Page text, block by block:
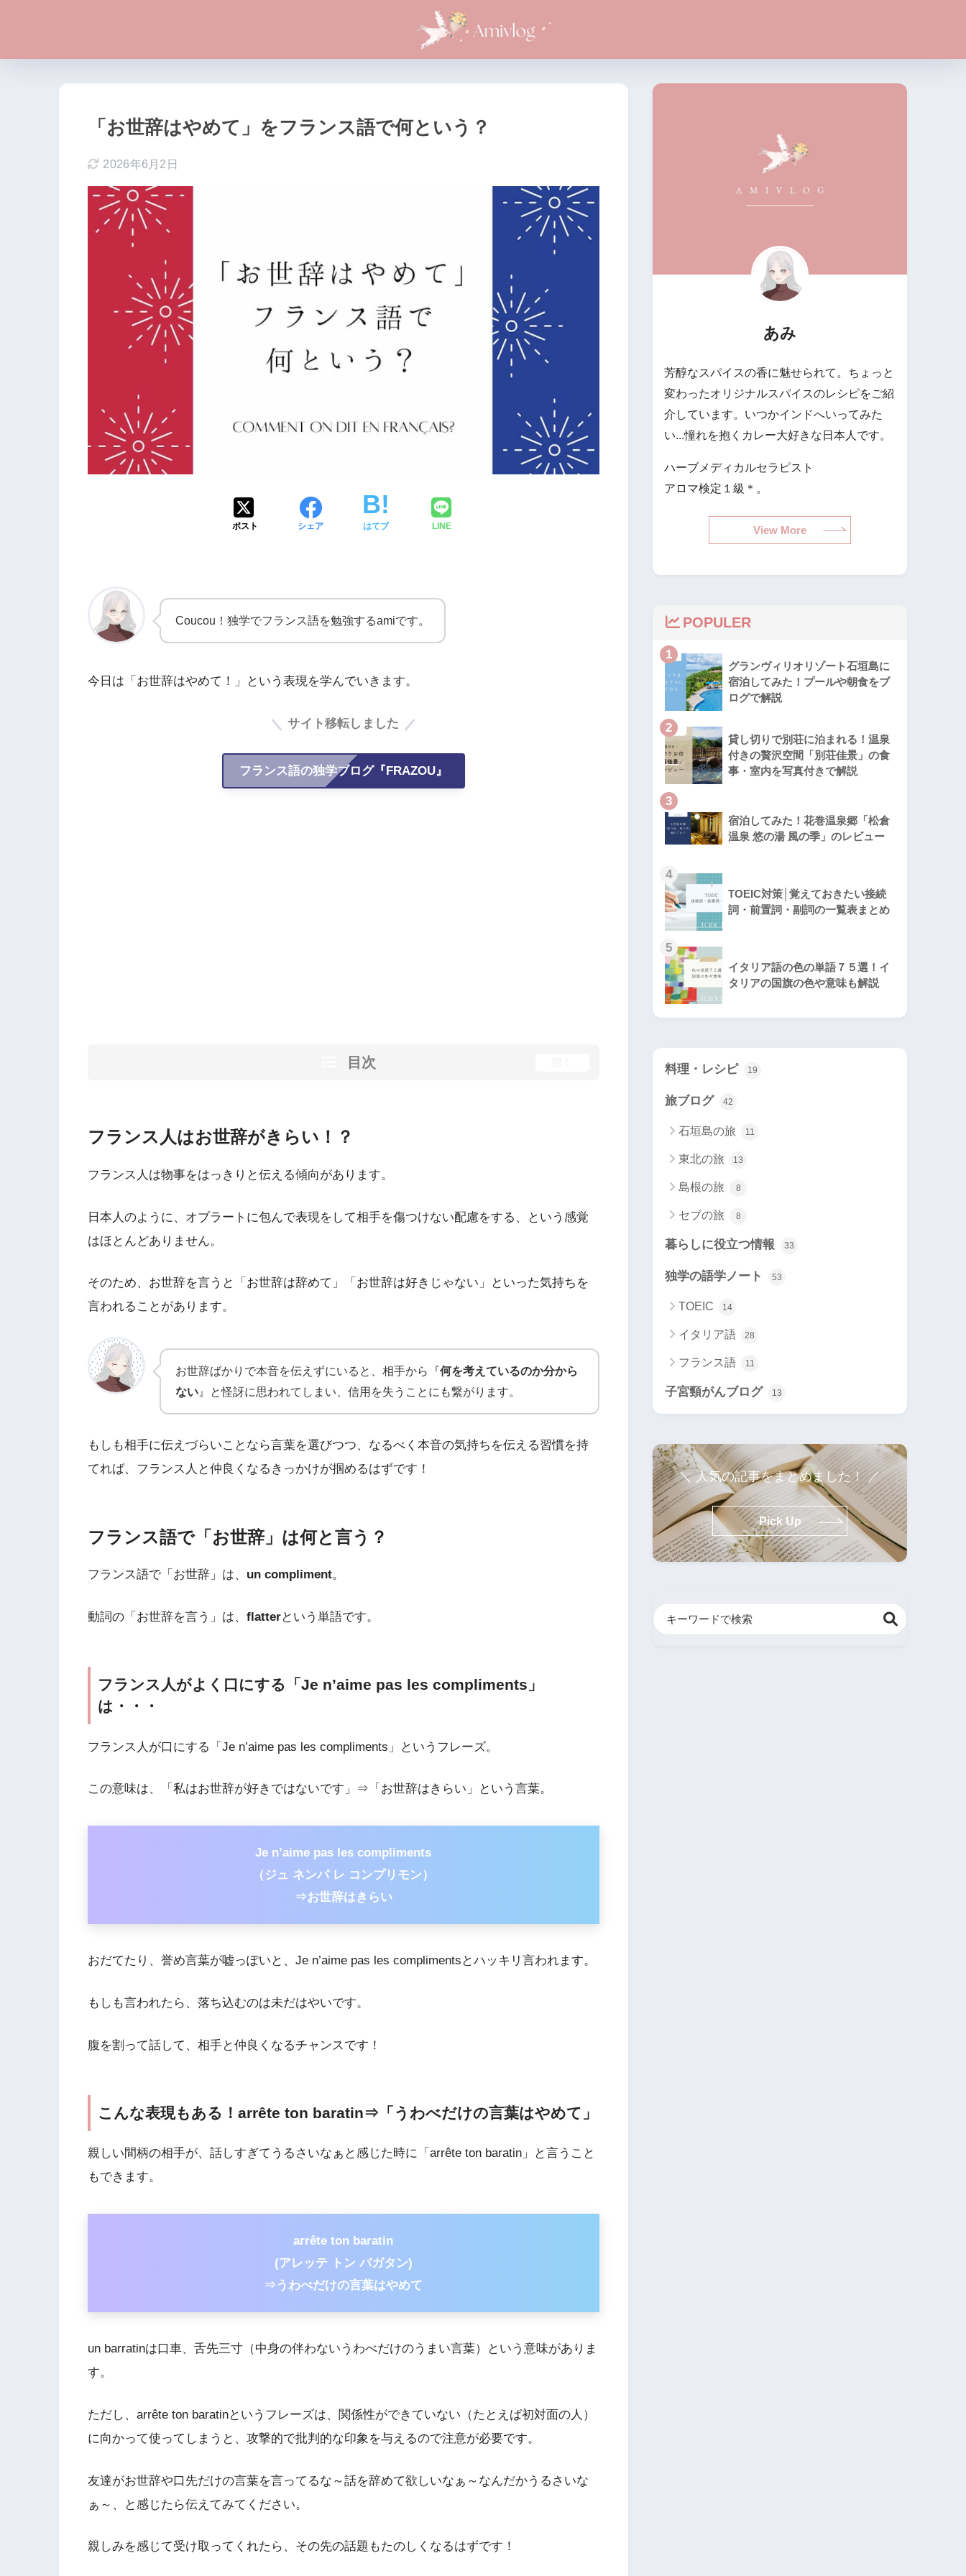
「お世辞はやめて」をフランス語で何という？
2026年6月2日
ポスト シェア はてブ LINE
Coucou！独学でフランス語を勉強するamiです。
今日は「お世辞はやめて！」という表現を学んでいきます。
サイト移転しました
フランス語の独学ブログ『FRAZOU』
目次
フランス人はお世辞がきらい！？
フランス人は物事をはっきりと伝える傾向があります。
日本人のように、オブラートに包んで表現をして相手を傷つけない配慮をする、という感覚
はほとんどありません。
そのため、お世辞を言うと「お世辞は辞めて」「お世辞は好きじゃない」といった気持ちを
言われることがあります。
お世辞ばかりで本音を伝えずにいると、相手から『何を考えているのか分から
ない 』と怪訝に思われてしまい、信用を失うことにも繋がります。
もしも相手に伝えづらいことなら言葉を選びつつ、なるべく本音の気持ちを伝える習慣を持
てれば、フランス人と仲良くなるきっかけが掴めるはずです！
フランス語で「お世辞」は何と言う？
フランス語で「お世辞」は、 un compliment。
動詞の「お世辞を言う」は、 flatterという単語です。
フランス人がよく口にする「Je n’aime pas les compliments」
は・・・
フランス人が口にする「Je n’aime pas les compliments」というフレーズ。
この意味は、「私はお世辞が好きではないです」⇒「お世辞はきらい」という言葉。
Je n’aime pas les compliments
（ジュ ネンパ レ コンプリモン）
⇒お世辞はきらい
おだてたり、誉め言葉が嘘っぽいと、Je n’aime pas les complimentsとハッキリ言われます。
もしも言われたら、落ち込むのは未だはやいです。
腹を割って話して、相手と仲良くなるチャンスです！
こんな表現もある！arrête ton baratin⇒「うわべだけの言葉はやめて」
親しい間柄の相手が、話しすぎてうるさいなぁと感じた時に「arrête ton baratin」と言うこと
もできます。
arrête ton baratin
(アレッテ トン バガタン)
⇒うわべだけの言葉はやめて
un barratinは口車、舌先三寸（中身の伴わないうわべだけのうまい言葉）という意味がありま
す。
ただし、arrête ton baratinというフレーズは、関係性ができていない（たとえば初対面の人）
に向かって使ってしまうと、攻撃的で批判的な印象を与えるので注意が必要です。
友達がお世辞や口先だけの言葉を言ってるな～話を辞めて欲しいなぁ～なんだかうるさいな
ぁ～、と感じたら伝えてみてください。
親しみを感じて受け取ってくれたら、その先の話題もたのしくなるはずです！
あみ
芳醇なスパイスの香に魅せられて。ちょっと
変わったオリジナルスパイスのレシピをご紹
介しています。いつかインドへいってみた
い...憧れを抱くカレー大好きな日本人です。
ハーブメディカルセラピスト
アロマ検定１級＊。
View More
POPULER
1
グランヴィリオリゾート石垣島に
宿泊してみた！プールや朝食をブ
ログで解説
2
貸し切りで別荘に泊まれる！温泉
付きの贅沢空間「別荘佳景」の食
事・室内を写真付きで解説
3
宿泊してみた！花巻温泉郷「松倉
温泉 悠の湯 風の季」のレビュー
4
TOEIC対策│覚えておきたい接続
詞・前置詞・副詞の一覧表まとめ
5
イタリア語の色の単語７５選！イ
タリアの国旗の色や意味も解説
料理・レシピ 19
旅ブログ 42
石垣島の旅 11
東北の旅 13
島根の旅 8
セブの旅 8
暮らしに役立つ情報 33
独学の語学ノート 53
TOEIC 14
イタリア語 28
フランス語 11
子宮頸がんブログ 13
＼ 人気の記事をまとめました！ ／
Pick Up